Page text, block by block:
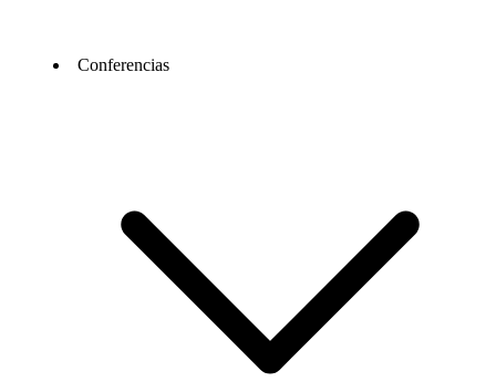
Conferencias